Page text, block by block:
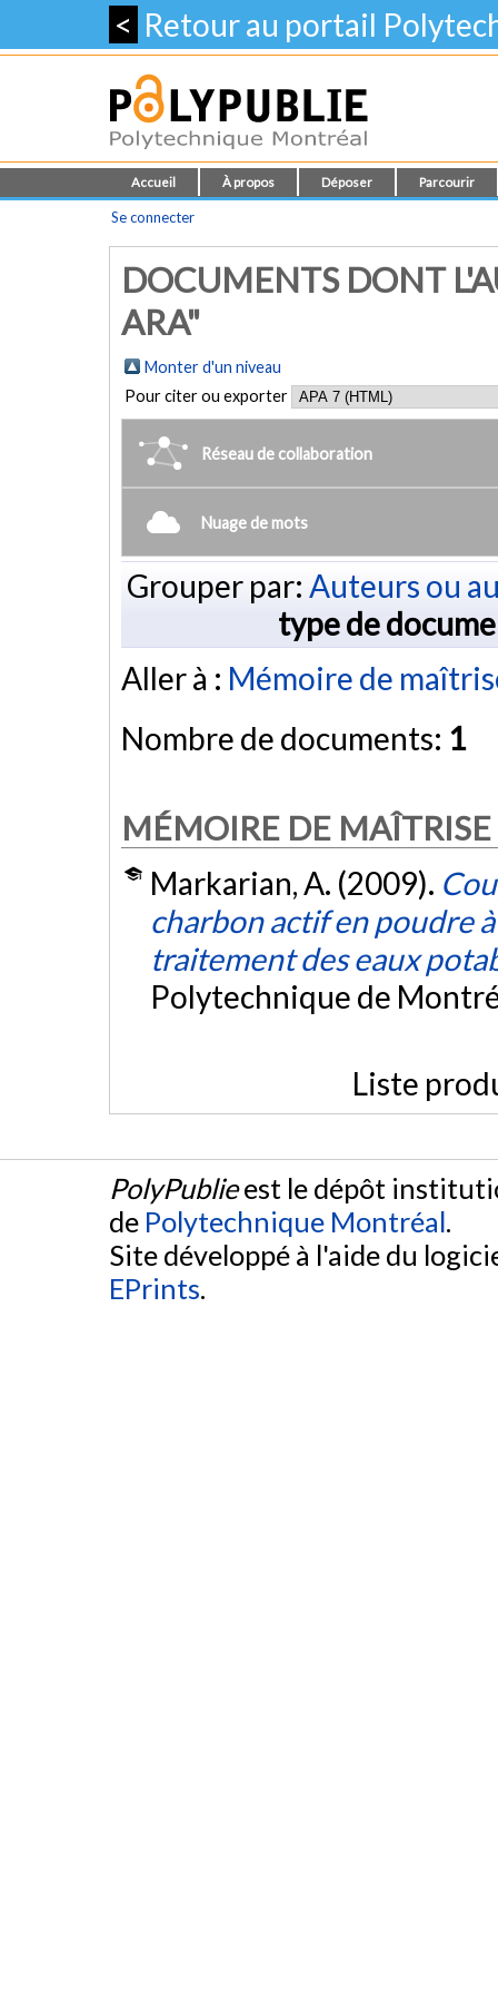
< Retour au portail
Accueil À propos Déposer Parcourir
Se connecter
DOCUMENTS DONT
ARA"
Monter d'un niveau
Pour citer ou exporter
Réseau de collaboration
Nuage de mots
Grouper par: Auteurs ou
type de
Aller à : Mémoire de
Nombre de documents: 1
MÉMOIRE DE MAÎTRISE
Markarian, A. (2009).
charbon actif en poudre
traitement des eaux
Polytechnique de
Liste
PolyPublieest le dépôt
de Polytechnique Montréal.
Site développé à l'aide du
EPrints.